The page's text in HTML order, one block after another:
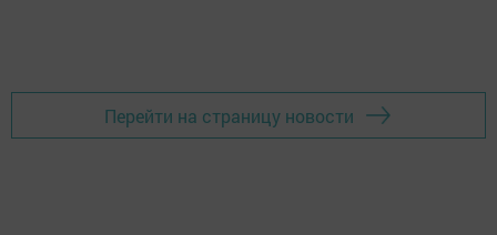
Перейти на страницу новости